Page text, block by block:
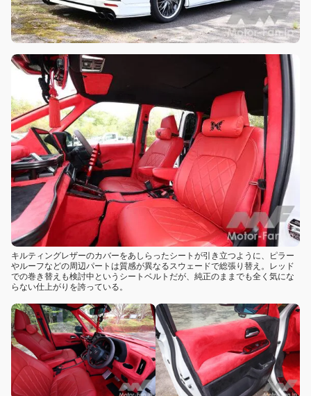
キルティングレザーのカバーをあしらったシートが引き立つように、ピラー
やルーフなどの周辺パートは質感が異なるスウェードで総張り替え。レッド
での巻き替えも検討中というシートベルトだが、純正のままでも全く気にな
らない仕上がりを誇っている。